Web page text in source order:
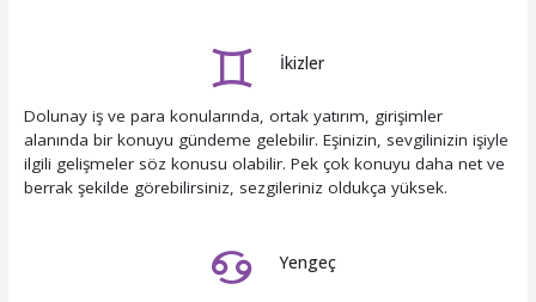
İkizler
Dolunay iş ve para konularında, ortak yatırım, girişimler
alanında bir konuyu gündeme gelebilir. Eşinizin, sevgilinizin işiyle
ilgili gelişmeler söz konusu olabilir. Pek çok konuyu daha net ve
berrak şekilde görebilirsiniz, sezgileriniz oldukça yüksek.
Yengeç